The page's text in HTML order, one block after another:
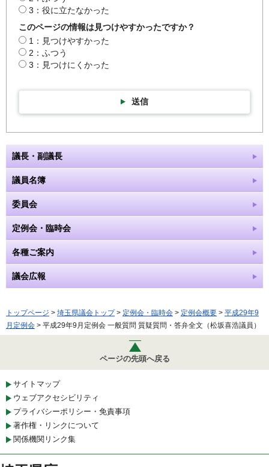
3：役に立たなかった
このページの情報は見つけやすかったですか？
1：見つけやすかった
2：ふつう
3：見つけにくかった
送信
議長・副議長
議員名簿
委員会
定例会・臨時会
各種ご案内
議会広報
トップページ > 埼玉県議会トップ> 定例会・臨時会 > 定例会概要 > 平成29年9
月定例会 > 平成29年9月定例会 一般質問 質疑質問・答弁全文（松坂喜浩議員）
ページの先頭へ戻る
サイトマップ
ウェブアクセシビリティ
プライバシーポリシー・免責事項
著作権・リンクについて
関係機関リンク集